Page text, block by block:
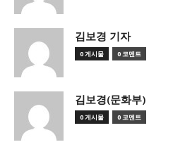
김보경 기자
0 게시물 0 코멘트
김보경(문화부)
0 게시물 0 코멘트